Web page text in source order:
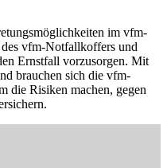
im vfm-
vfm-Notfallkoffers und
Ernstfall vorzusorgen. Mit
brauchen sich die vfm-
die Risiken machen, gegen